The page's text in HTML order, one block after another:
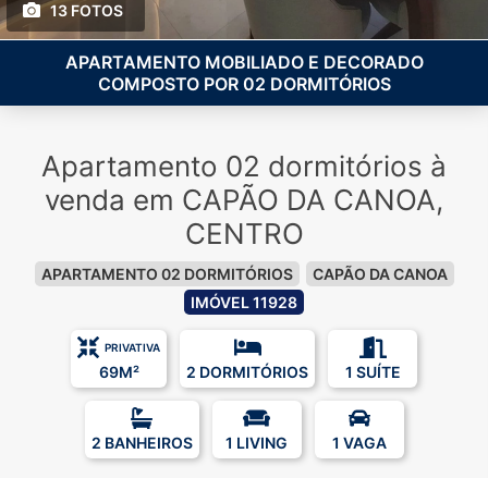
13 FOTOS
APARTAMENTO MOBILIADO E DECORADO
COMPOSTO POR 02 DORMITÓRIOS
Apartamento 02 dormitórios à
venda em CAPÃO DA CANOA,
CENTRO
APARTAMENTO 02 DORMITÓRIOS
CAPÃO DA CANOA
IMÓVEL 11928
PRIVATIVA
69M² 2 DORMITÓRIOS 1 SUÍTE
2 BANHEIROS 1 LIVING 1 VAGA